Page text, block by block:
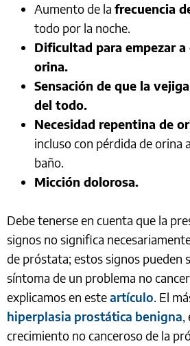
Aumento de la frecuencia
todo por la noche.
Dificultad para empezar
orina.
Sensación de que la
del todo.
Necesidad repentina de
incluso con pérdida de orina
baño.
Micción dolorosa.
Debe tenerse en cuenta que la
signos no significa
de próstata; estos signos pueden
síntoma de un problema no
explicamos en esteartículo. El
hiperplasia prostática benigna,
crecimiento no canceroso de la